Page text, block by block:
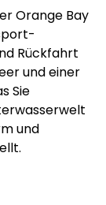
Orange Bay
Rückfahrt
und einer
Sie
und